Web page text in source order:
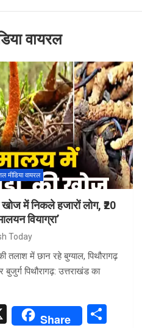
वायरल
मीडिया वायरल
में निकले हजारों लोग, ₹20
वियाग्रा’
Today
तलाश में छान रहे बुग्याल, पिथौरागढ़
पिथौरागढ़: उत्तराखंड का
X Share